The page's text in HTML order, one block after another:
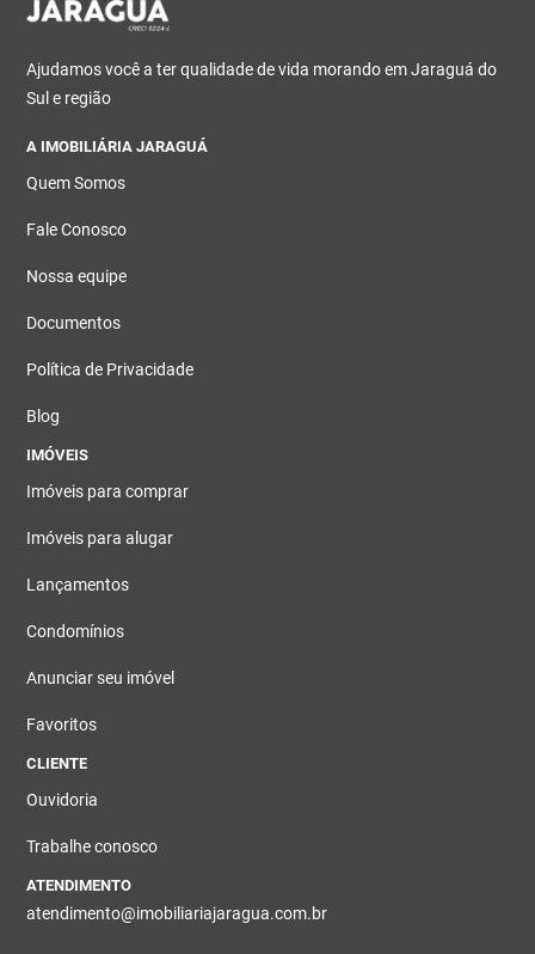
Ajudamos você a ter qualidade de vida morando em Jaraguá do
Sul e região
A IMOBILIÁRIA JARAGUÁ
Quem Somos
Fale Conosco
Nossa equipe
Documentos
Política de Privacidade
Blog
IMÓVEIS
Imóveis para comprar
Imóveis para alugar
Lançamentos
Condomínios
Anunciar seu imóvel
Favoritos
CLIENTE
Ouvidoria
Trabalhe conosco
ATENDIMENTO
atendimento@imobiliariajaragua.com.br